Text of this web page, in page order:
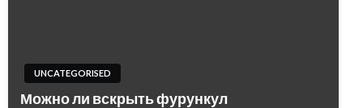
UNCATEGORISED
Можно ли вскрыть фурункул